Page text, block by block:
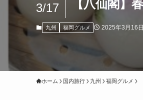
【八仙閣】
3/17
九州 福岡グルメ 2025年3月16
ホーム 国内旅行 九州 福岡グルメ